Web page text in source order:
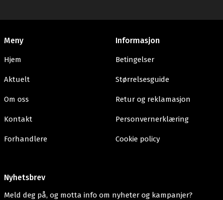
Meny
Hjem
Aktuelt
Om oss
Kontakt
Forhandlere
Informasjon
Betingelser
Størrelsesguide
Retur og reklamasjon
Personvernerklæring
Cookie policy
Nyhetsbrev
Meld deg på, og motta info om nyheter og kampanjer?